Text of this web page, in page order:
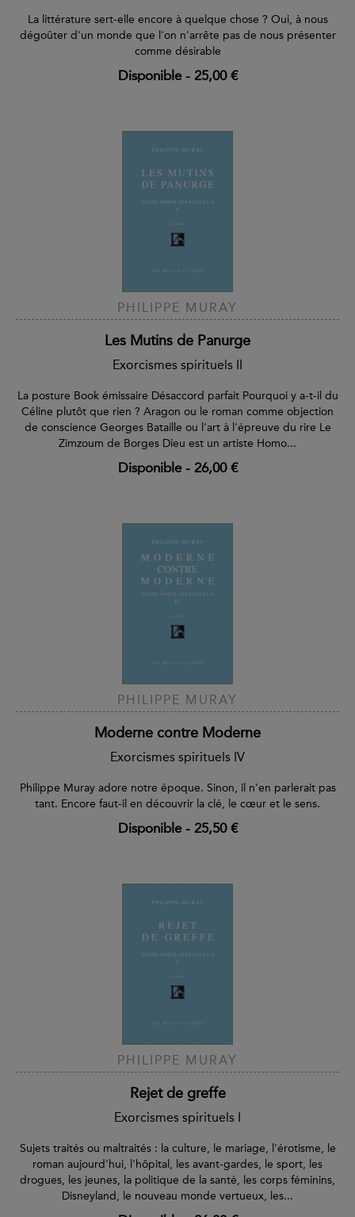
La littérature sert-elle encore à quelque chose ? Oui, à nous
dégoûter d'un monde que l'on n'arrête pas de nous présenter
comme désirable
Disponible- 25,00 €
PHILIPPE MURAY
Les Mutins de Panurge
Exorcismes spirituels II
La posture Book émissaire Désaccord parfait Pourquoi y a-t-il du
Céline plutôt que rien ? Aragon ou le roman comme objection
de conscience Georges Bataille ou l'art à l'épreuve du rire Le
Zimzoum de Borges Dieu est un artiste Homo...
Disponible- 26,00 €
PHILIPPE MURAY
Moderne contre Moderne
Exorcismes spirituels IV
Philippe Muray adore notre époque. Sinon, il n'en parlerait pas
tant. Encore faut-il en découvrir la clé, le cœur et le sens.
Disponible- 25,50 €
PHILIPPE MURAY
Rejet de greffe
Exorcismes spirituels I
Sujets traités ou maltraités : la culture, le mariage, l'érotisme, le
roman aujourd'hui, l'hôpital, les avant-gardes, le sport, les
drogues, les jeunes, la politique de la santé, les corps féminins,
Disneyland, le nouveau monde vertueux, les...